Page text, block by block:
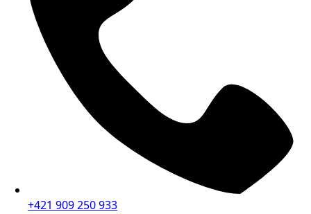
+421 909 250 933